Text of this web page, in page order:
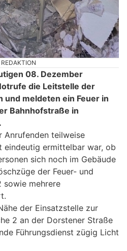
08. Dezember
die Leitstelle der
und meldeten ein Feuer in
Bahnhofstraße in
Anrufenden teilweise
eindeutig ermittelbar war, ob
sich noch im Gebäude
der Feuer- und
sowie mehrere
der Einsatzstelle zur
2 an der Dorstener Straße
Führungsdienst zügig Licht